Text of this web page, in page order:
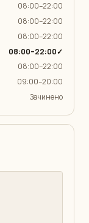
08:00–22:00
08:00–22:00
08:00–22:00
08:00–22:00✓
08:00–22:00
09:00–20:00
Зачинено